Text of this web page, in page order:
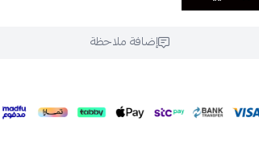
إضافة ملاحظة